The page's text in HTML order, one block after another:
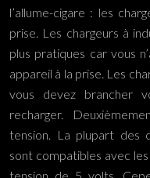
l’allume-cigare : les
prise. Les chargeurs à
plus pratiques car vous
appareil à la prise. Les
vous devez brancher
recharger.
tension. La plupart des
sont compatibles avec